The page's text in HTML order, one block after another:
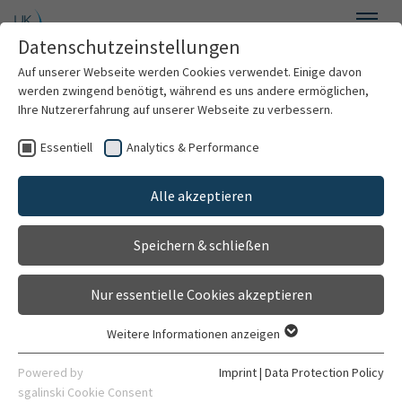
Skip to main content
Clinics & Institutes
Organization
Contact
nCounter Core Facility
Research Facility
Belongs to
Institute for Human Genetics
Contact
Datenschutzeinstellungen
Auf unserer Webseite werden Cookies verwendet. Einige davon
werden zwingend benötigt, während es uns andere ermöglichen,
Ihre Nutzererfahrung auf unserer Webseite zu verbessern.
Essentiell Analytics & Performance
Alle akzeptieren
Speichern & schließen
Nur essentielle Cookies akzeptieren
Essentielle Cookies werden für grundlegende Funktionen der
Webseite benötigt. Dadurch ist gewährleistet, dass die
Weitere Informationen anzeigen
Powered by
sgalinski Cookie Consent
Imprint| Data Protection Policy